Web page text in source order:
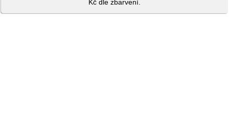
Kč dle zbarvení.